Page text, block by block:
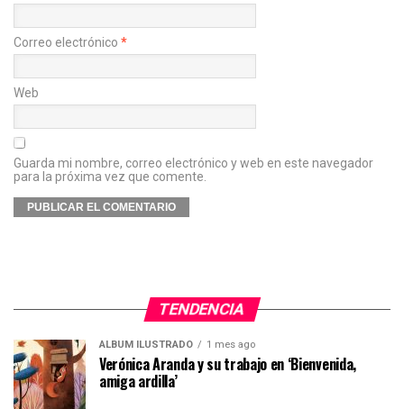
Correo electrónico *
Web
Guarda mi nombre, correo electrónico y web en este navegador
para la próxima vez que comente.
TENDENCIA
ÁLBUM ILUSTRADO 1 mes ago
Verónica Aranda y su trabajo en ‘Bienvenida,
amiga ardilla’